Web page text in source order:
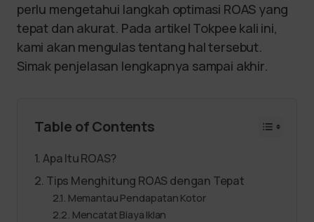
perlu mengetahui langkah optimasi ROAS yang
tepat dan akurat. Pada artikel Tokpee kali ini,
kami akan mengulas tentang hal tersebut.
Simak penjelasan lengkapnya sampai akhir.
Table of Contents
Apa Itu ROAS?
Tips Menghitung ROAS dengan Tepat
Memantau Pendapatan Kotor
Mencatat Biaya Iklan